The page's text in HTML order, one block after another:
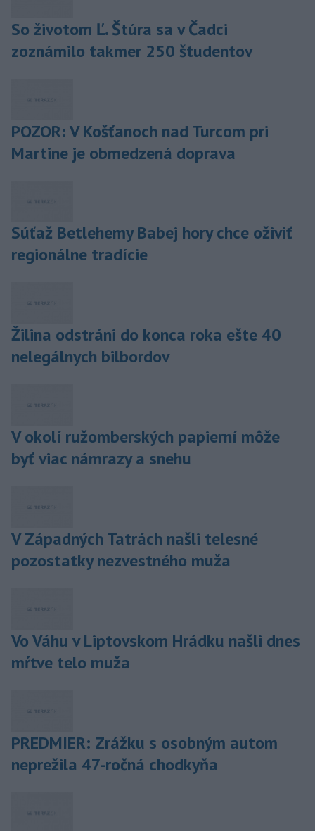
So životom Ľ. Štúra sa v Čadci
zoznámilo takmer 250 študentov
POZOR: V Košťanoch nad Turcom pri
Martine je obmedzená doprava
Súťaž Betlehemy Babej hory chce oživiť
regionálne tradície
Žilina odstráni do konca roka ešte 40
nelegálnych bilbordov
V okolí ružomberských papierní môže
byť viac námrazy a snehu
V Západných Tatrách našli telesné
pozostatky nezvestného muža
Vo Váhu v Liptovskom Hrádku našli dnes
mŕtve telo muža
PREDMIER: Zrážku s osobným autom
neprežila 47-ročná chodkyňa